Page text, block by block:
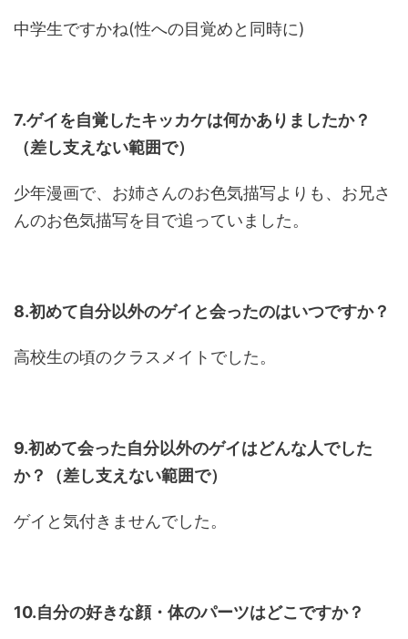
中学生ですかね(性への目覚めと同時に)
7.ゲイを自覚したキッカケは何かありましたか？
（差し支えない範囲で）
少年漫画で、お姉さんのお色気描写よりも、お兄さ
んのお色気描写を目で追っていました。
8.初めて自分以外のゲイと会ったのはいつですか？
高校生の頃のクラスメイトでした。
9.初めて会った自分以外のゲイはどんな人でした
か？（差し支えない範囲で）
ゲイと気付きませんでした。
10.自分の好きな顔・体のパーツはどこですか？